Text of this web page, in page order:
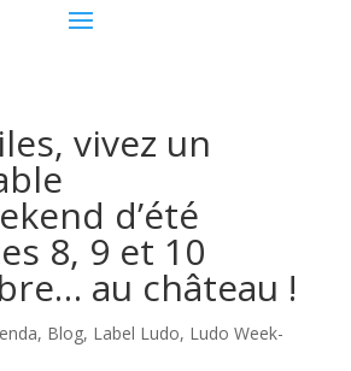
vivez un
d’été
8, 9 et 10
au château !
, Blog, Label Ludo, Ludo Week-